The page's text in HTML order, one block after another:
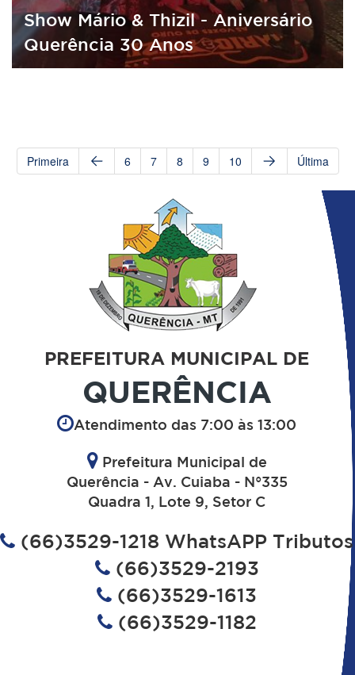
Show Mário & Thizil - Aniversário
Querência 30 Anos
Primeira 6 7 8 9 10 Última
PREFEITURA MUNICIPAL DE
QUERÊNCIA
Atendimento das 7:00 às 13:00
Prefeitura Municipal de
Querência - Av. Cuiaba - N°335
Quadra 1, Lote 9, Setor C
(66)3529-1218 WhatsAPP Tributos
(66)3529-2193
(66)3529-1613
(66)3529-1182